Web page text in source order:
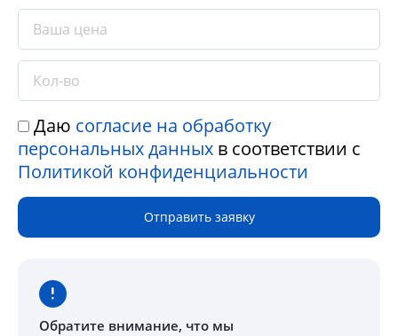
Даю согласие на обработку
персональных данных в соответствии с
Политикой конфиденциальности
Отправить заявку
Обратите внимание, что мы